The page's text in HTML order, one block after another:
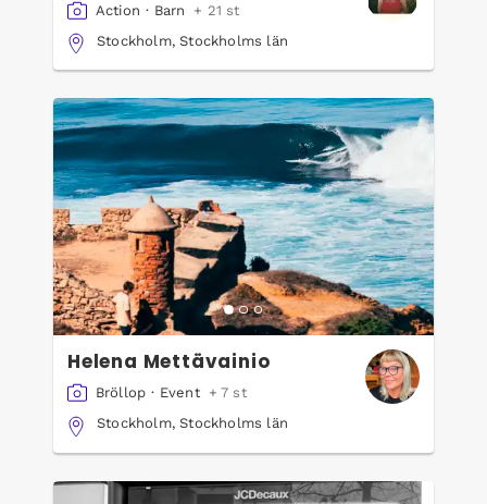
Action · Barn
+ 21 st
Stockholm, Stockholms län
Helena Mettävainio
Bröllop · Event
+ 7 st
Stockholm, Stockholms län